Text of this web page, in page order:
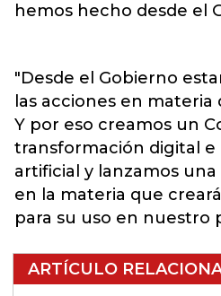
hemos hecho desde el
"Desde el Gobierno
las acciones en
Y por eso creamos un
transformación digital e
artificial y lanzamos
en la materia que
para su uso en nuestro
ARTÍCULO